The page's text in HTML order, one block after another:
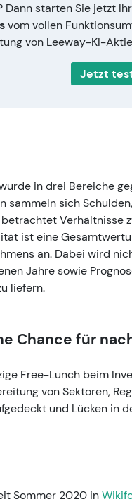
Dann starten Sie jetzt
vom vollen
von Leeway-KI-
Jetzt
in drei Bereiche
sammeln sich
Verhältnisse
ist eine
an. Dabei wird
Jahre sowie
liefern.
Chance für
Free-Lunch beim
von Sektoren,
und Lücken in
Sommer 2020 in